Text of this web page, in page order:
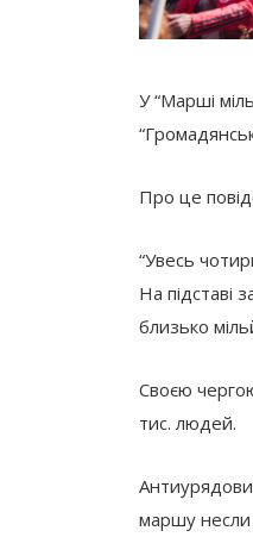
У “Марші
Про це
“Увесь
На підставі
близько
Своєю
тис. людей.
маршу несли